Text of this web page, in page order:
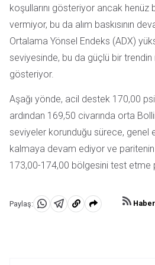
koşullarını gösteriyor ancak henüz
vermiyor, bu da alım baskısının
Ortalama Yönsel Endeks (ADX)
seviyesinde, bu da güçlü bir
gösteriyor.
Aşağı yönde, acil destek 170,00
ardından 169,50 civarında orta
seviyeler korunduğu sürece, genel
kalmaya devam ediyor ve
173,00-174,00 bölgesini test etme
Paylaş:
WhatsApp'da
Telegram'da
Panoya